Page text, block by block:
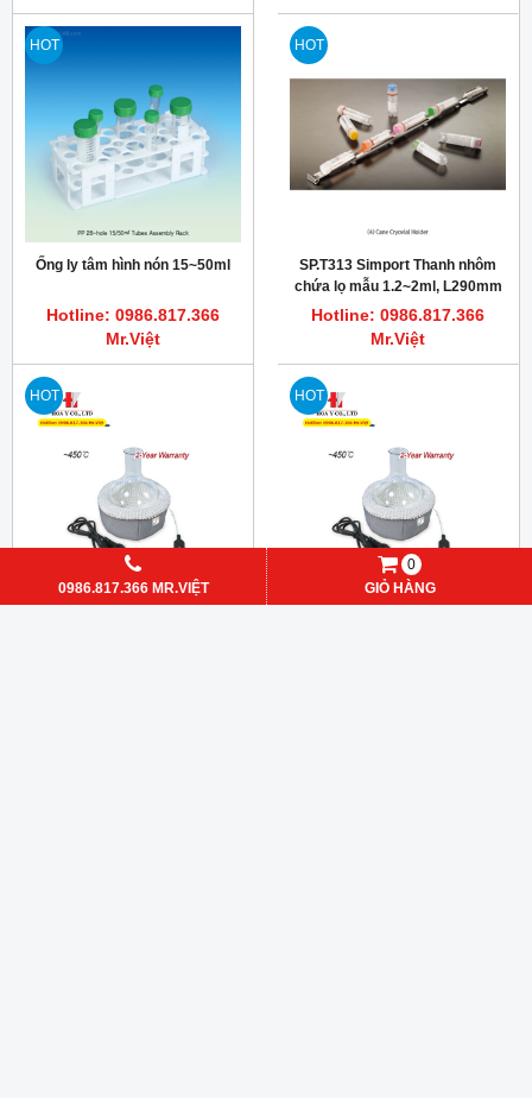
HOT
Ống ly tâm hình nón 15~50ml
Hotline: 0986.817.366
Mr.Việt
HOT
SP.T313 Simport Thanh nhôm
chứa lọ mẫu 1.2~2ml, L290mm
Hotline: 0986.817.366
Mr.Việt
HOT HOT
0986.817.366 MR.VIỆT
0
GIỎ HÀNG